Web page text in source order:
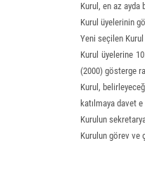
Kurul, en az ayda
Kurul üyelerinin
Yeni seçilen
Kurul üyelerine
(2000) gösterge
Kurul,
katılmaya davet
Kurulun
Kurulun görev ve